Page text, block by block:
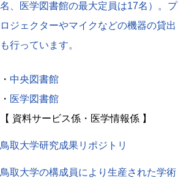
名、医学図書館の最大定員は17名）。プ
ロジェクターやマイクなどの機器の貸出
も行っています。
・ 中央図書館
・ 医学図書館
【 資料サービス係・医学情報係 】
鳥取大学研究成果リポジトリ
鳥取大学の構成員により生産された学術